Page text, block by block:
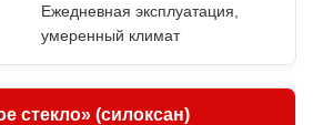
Ежедневная эксплуатация,
умеренный климат
стекло» (силоксан)